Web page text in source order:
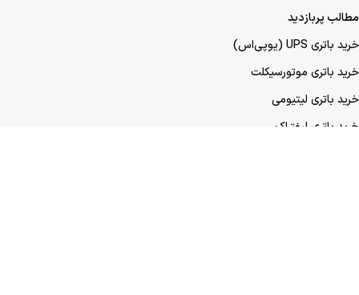
مطالب پربازدید
خرید باتری UPS (یو‌پی‌اس)
خرید باتری موتورسیکلت
خرید باتری لیتیومی
خرید باتری لیفتراک